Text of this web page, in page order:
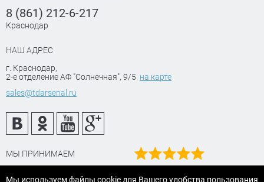
8 (861) 212-6-217
Краснодар
НАШ АДРЕС
г. Краснодар,
2-е отделение АФ "Солнечная", 9/5 на карте
sales@tdarsenal.ru
МЫ ПРИНИМАЕМ
Мы используем файлы cookie для Вашего удобства пользования